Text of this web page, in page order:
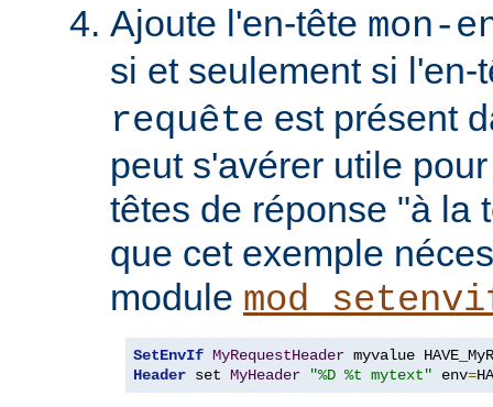
Ajoute l'en-tête mon-
si et seulement si
requête est présent
peut s'avérer utile
têtes de réponse "à la
que cet exemple
module
SetEnvIf MyRequestHeader
Header set MyHeader "%D %t mytext" env=